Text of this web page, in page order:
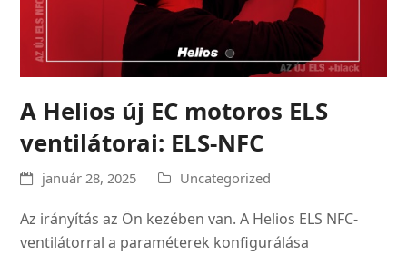
A Helios új EC motoros ELS
ventilátorai: ELS-NFC
január 28, 2025 Uncategorized
Az irányítás az Ön kezében van. A Helios ELS NFC-
ventilátorral a paraméterek konfigurálása